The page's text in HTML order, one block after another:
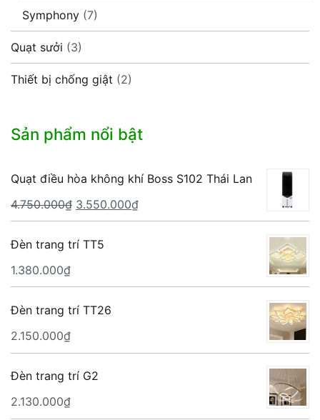
Symphony (7)
Quạt sưởi (3)
Thiết bị chống giật (2)
Sản phẩm nổi bật
Quạt điều hòa không khí Boss S102 Thái Lan
4.750.000₫ Giá
gốc
là:
3.550.000₫Giá
hiện
3.550.000₫.
Đèn trang trí TT5
1.380.000₫
Đèn trang trí TT26
2.150.000₫
Đèn trang trí G2
2.130.000₫